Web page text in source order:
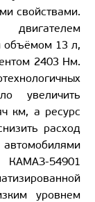
свойствами.
объёмом 13 л,
2403 Нм.
увеличить
км, а ресурс
расход
54901
уровнем